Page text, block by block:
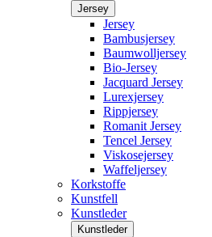
Jersey
Jersey
Bambusjersey
Baumwolljersey
Bio-Jersey
Jacquard Jersey
Lurexjersey
Rippjersey
Romanit Jersey
Tencel Jersey
Viskosejersey
Waffeljersey
Korkstoffe
Kunstfell
Kunstleder
Kunstleder